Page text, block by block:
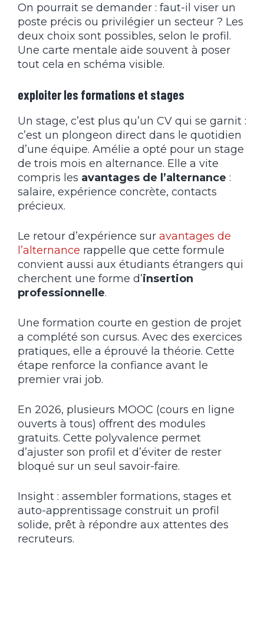
On pourrait se demander : faut-il viser un
poste précis ou privilégier un secteur ? Les
deux choix sont possibles, selon le profil.
Une carte mentale aide souvent à poser
tout cela en schéma visible.
exploiter les formations et stages
Un stage, c’est plus qu’un CV qui se garnit :
c’est un plongeon direct dans le quotidien
d’une équipe. Amélie a opté pour un stage
de trois mois en alternance. Elle a vite
compris les avantages de l’alternance :
salaire, expérience concrète, contacts
précieux.
Le retour d’expérience sur avantages de
l’alternance rappelle que cette formule
convient aussi aux étudiants étrangers qui
cherchent une forme d’insertion
professionnelle.
Une formation courte en gestion de projet
a complété son cursus. Avec des exercices
pratiques, elle a éprouvé la théorie. Cette
étape renforce la confiance avant le
premier vrai job.
En 2026, plusieurs MOOC (cours en ligne
ouverts à tous) offrent des modules
gratuits. Cette polyvalence permet
d’ajuster son profil et d’éviter de rester
bloqué sur un seul savoir-faire.
Insight : assembler formations, stages et
auto-apprentissage construit un profil
solide, prêt à répondre aux attentes des
recruteurs.